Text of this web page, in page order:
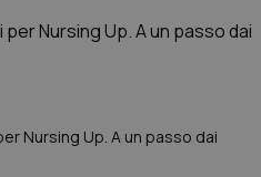
Nursing Up. A un passo dai